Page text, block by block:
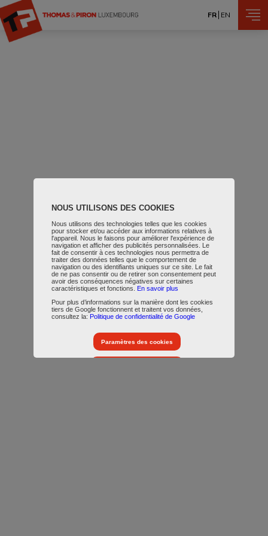
Aller au contenu principal
FR EN
NOUS UTILISONS DES COOKIES
Nous utilisons des technologies telles que les cookies
pour stocker et/ou accéder aux informations relatives à
l'appareil. Nous le faisons pour améliorer l'expérience de
navigation et afficher des publicités personnalisées. Le
fait de consentir à ces technologies nous permettra de
traiter des données telles que le comportement de
navigation ou des identifiants uniques sur ce site. Le fait
de ne pas consentir ou de retirer son consentement peut
avoir des conséquences négatives sur certaines
caractéristiques et fonctions. En savoir plus
Pour plus d’informations sur la manière dont les cookies
tiers de Google fonctionnent et traitent vos données,
consultez la: Politique de confidentialité de Google
Paramètres des cookies